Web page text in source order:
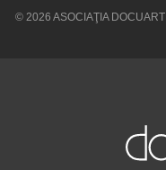
© 2026 ASOCIAŢIA DOCUART